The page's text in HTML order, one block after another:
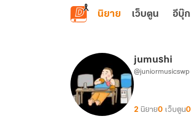
ข้ามไปยังเนื้อหาหลัก
นิยาย เว็บตูน อีบุ๊ก
jumushi
@juniormusicswp
2 นิยาย0 เว็บตูน0